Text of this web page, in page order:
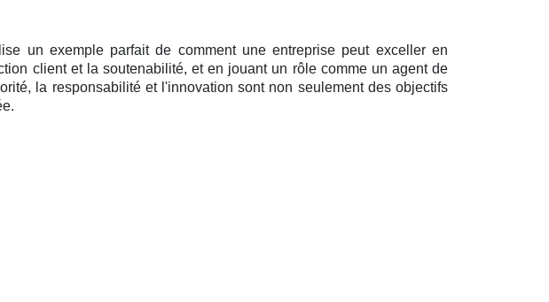
un exemple parfait de comment une entreprise peut exceller en
client et la soutenabilité, et en jouant un rôle comme un agent de
la responsabilité et l'innovation sont non seulement des objectifs